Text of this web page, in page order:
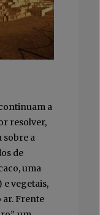
a
resolver,
sobre a
de
uma
e vegetais,
ar. Frente